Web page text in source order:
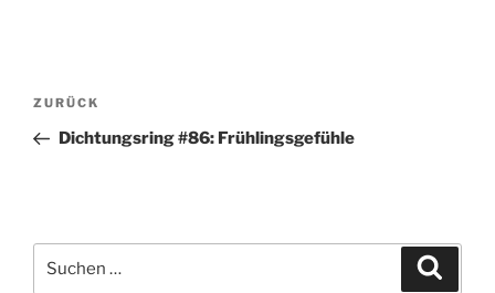
Beitragsnavigation
Vorheriger
Beitrag
ZURÜCK
Dichtungsring #86: Frühlingsgefühle
nach: